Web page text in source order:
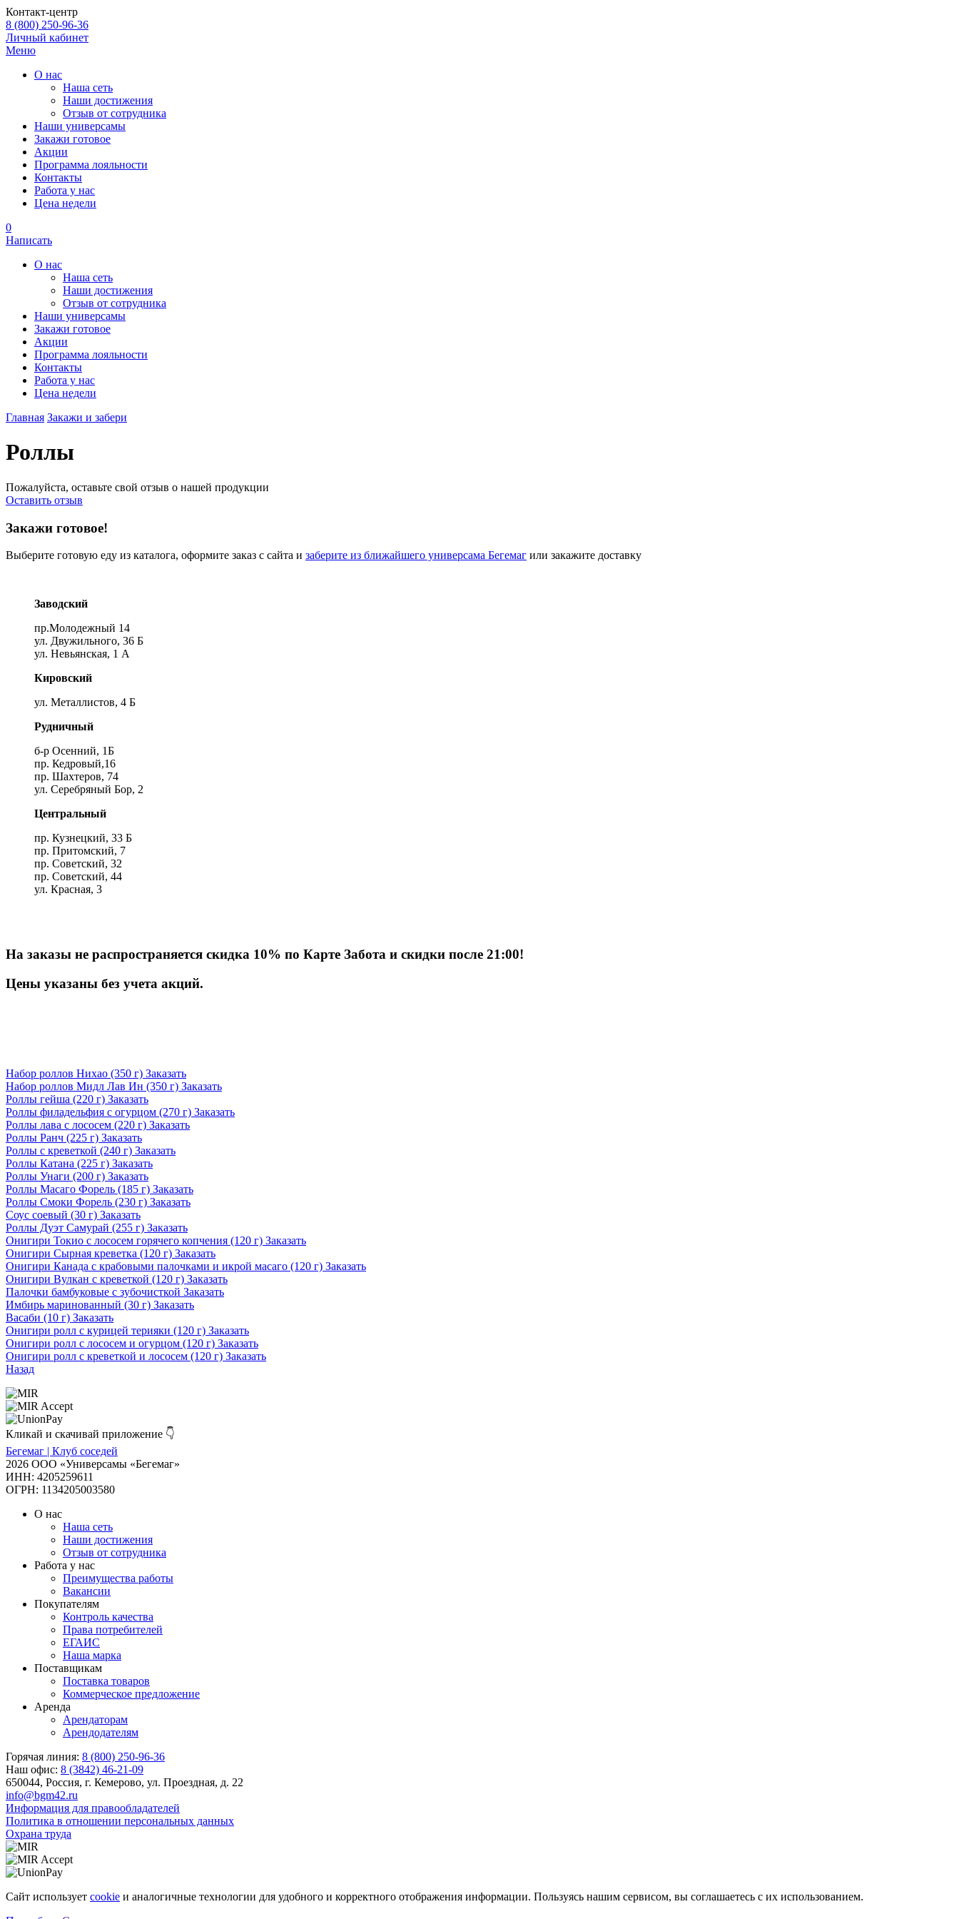
Контакт-центр
8 (800) 250-96-36
Личный кабинет
Меню
О нас
Наша сеть
Наши достижения
Отзыв от сотрудника
Наши универсамы
Закажи готовое
Акции
Программа лояльности
Контакты
Работа у нас
Цена недели
0
Написать
О нас
Наша сеть
Наши достижения
Отзыв от сотрудника
Наши универсамы
Закажи готовое
Акции
Программа лояльности
Контакты
Работа у нас
Цена недели
Главная Закажи и забери
Роллы
Пожалуйста, оставьте свой отзыв о нашей продукции
Оставить отзыв
Закажи готовое!
Выберите готовую еду из каталога, оформите заказ с сайта и заберите из ближайшего универсама Бегемаг или закажите доставку
Заводский
пр.Молодежный 14
ул. Двужильного, 36 Б
ул. Невьянская, 1 А
Кировский
ул. Металлистов, 4 Б
Рудничный
б-р Осенний, 1Б
пр. Кедровый,16
пр. Шахтеров, 74
ул. Серебряный Бор, 2
Центральный
пр. Кузнецкий, 33 Б
пр. Притомский, 7
пр. Советский, 32
пр. Советский, 44
ул. Красная, 3
На заказы не распространяется скидка 10% по Карте Забота и скидки после 21:00!
Цены указаны без учета акций.
Набор роллов Нихао (350 г) Заказать
Набор роллов Мидл Лав Ин (350 г) Заказать
Роллы гейша (220 г) Заказать
Роллы филадельфия с огурцом (270 г) Заказать
Роллы лава с лососем (220 г) Заказать
Роллы Ранч (225 г) Заказать
Роллы с креветкой (240 г) Заказать
Роллы Катана (225 г) Заказать
Роллы Унаги (200 г) Заказать
Роллы Масаго Форель (185 г) Заказать
Роллы Смоки Форель (230 г) Заказать
Соус соевый (30 г) Заказать
Роллы Дуэт Самурай (255 г) Заказать
Онигири Токио с лососем горячего копчения (120 г) Заказать
Онигири Сырная креветка (120 г) Заказать
Онигири Канада с крабовыми палочками и икрой масаго (120 г) Заказать
Онигири Вулкан с креветкой (120 г) Заказать
Палочки бамбуковые с зубочисткой Заказать
Имбирь маринованный (30 г) Заказать
Васаби (10 г) Заказать
Онигири ролл с курицей терияки (120 г) Заказать
Онигири ролл с лососем и огурцом (120 г) Заказать
Онигири ролл с креветкой и лососем (120 г) Заказать
Назад
Кликай и скачивай приложение 👇
Бегемаг | Клуб соседей
2026 ООО «Универсамы «Бегемаг»
ИНН: 4205259611
ОГРН: 1134205003580
О нас
Наша сеть
Наши достижения
Отзыв от сотрудника
Работа у нас
Преимущества работы
Вакансии
Покупателям
Контроль качества
Права потребителей
ЕГАИС
Наша марка
Поставщикам
Поставка товаров
Коммерческое предложение
Аренда
Арендаторам
Арендодателям
Горячая линия: 8 (800) 250-96-36
Наш офис: 8 (3842) 46-21-09
650044, Россия, г. Кемерово, ул. Проездная, д. 22
info@bgm42.ru
Информация для правообладателей
Политика в отношении персональных данных
Охрана труда
Сайт использует cookie и аналогичные технологии для удобного и корректного отображения информации. Пользуясь нашим сервисом, вы соглашаетесь с их использованием.